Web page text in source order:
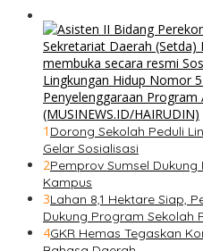
1 Dorong Sekolah Peduli
Gelar Sosialisasi
2Pemprov Sumsel
Kampus
3Lahan 8,1 Hektare Siap,
Dukung Program Sekolah
4GKR Hemas Tegaskan